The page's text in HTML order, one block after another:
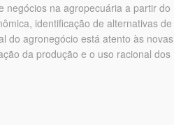
negócios na agropecuária a partir do
identificação de alternativas de
do agronegócio está atento às novas
da produção e o uso racional dos